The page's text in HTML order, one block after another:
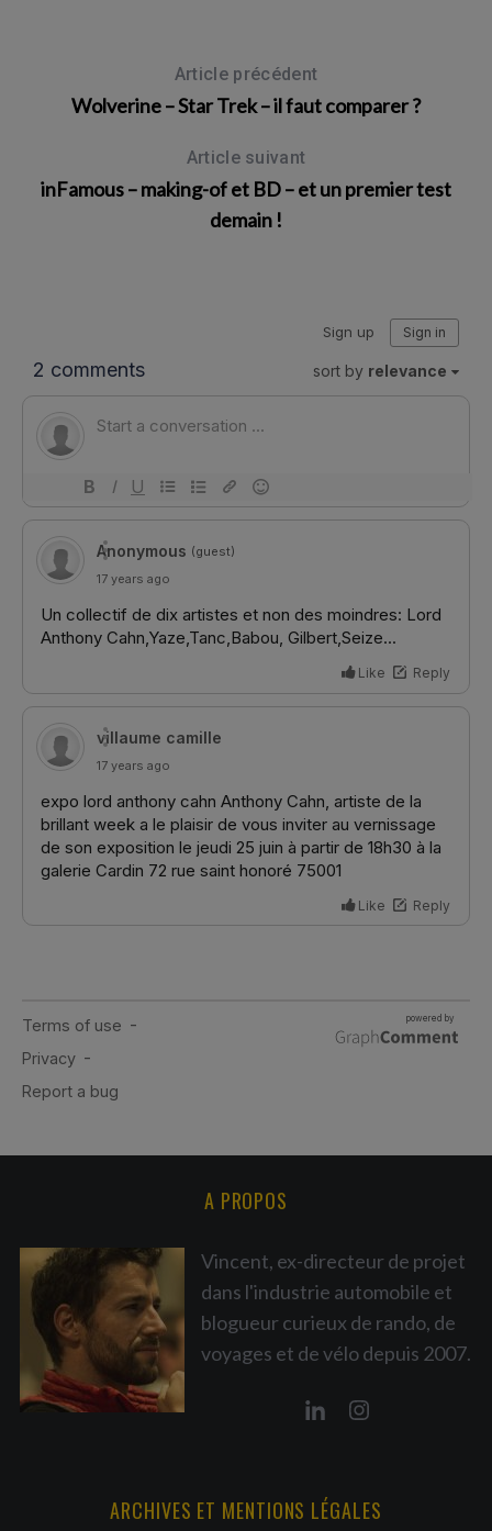
Article précédent
Wolverine – Star Trek – il faut comparer ?
Article suivant
inFamous – making-of et BD – et un premier test
demain !
A PROPOS
Vincent, ex-directeur de projet
dans l'industrie automobile et
blogueur curieux de rando, de
voyages et de vélo depuis 2007.
ARCHIVES ET MENTIONS LÉGALES